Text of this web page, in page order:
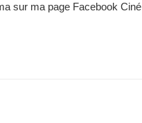
sur ma page Facebook